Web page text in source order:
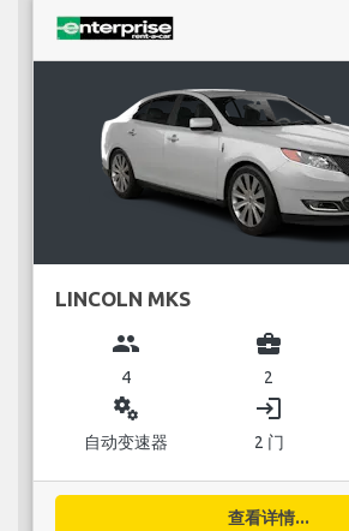
LINCOLN MKS
group
4
business_center
2
miscellaneous_services
自动变速器
login
2 门
查看详情...